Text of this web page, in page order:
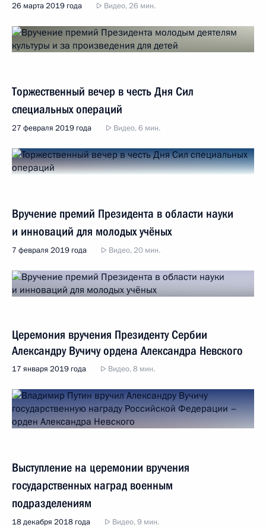
26 марта 2019 года Видео, 26 мин.
Торжественный вечер в честь Дня Сил
специальных операций
27 февраля 2019 года Видео, 6 мин.
Вручение премий Президента в области науки
и инноваций для молодых учёных
7 февраля 2019 года Видео, 20 мин.
Церемония вручения Президенту Сербии
Александру Вучичу ордена Александра Невского
17 января 2019 года Видео, 8 мин.
Выступление на церемонии вручения
государственных наград военным
подразделениям
18 декабря 2018 года Видео, 9 мин.